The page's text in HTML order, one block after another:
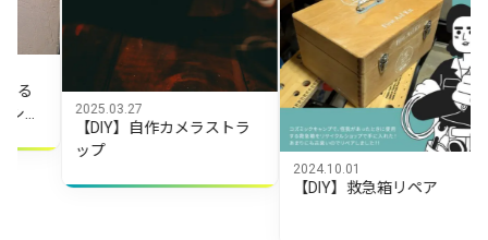
自作カメラストラ
【DIY】救急箱リペア
【DIY】棚づ